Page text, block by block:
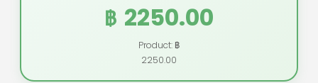
฿ 2250.00
Product: ฿
2250.00